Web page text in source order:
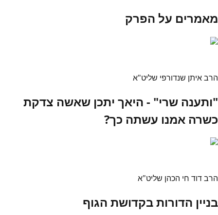
מאמרים על הפרק
הרב איתן שנדורפי שליט"א
"ותענה שרי" - היאך יתכן שאשה צדקת
כשרה אמנו עשתה כך?
הרב דוד חי הכהן שליט"א
בניין הדורות בקדושת הגוף